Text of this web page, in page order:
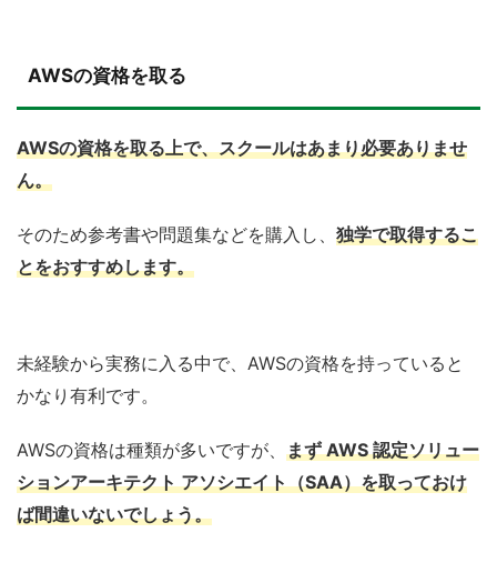
AWSの資格を取る
AWSの資格を取る上で、スクールはあまり必要ありませ
ん。
そのため参考書や問題集などを購入し、 独学で取得するこ
とをおすすめします。
未経験から実務に入る中で、AWSの資格を持っていると
かなり有利です。
AWSの資格は種類が多いですが、 まず AWS 認定ソリュー
ションアーキテクト アソシエイト（SAA）を取っておけ
ば間違いないでしょう。